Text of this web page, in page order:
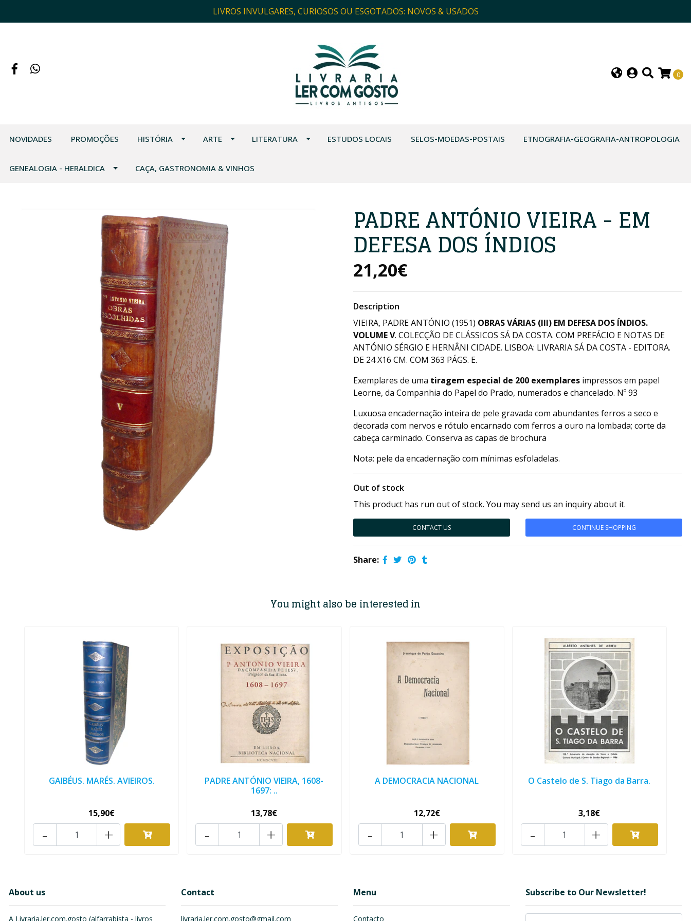
LIVROS INVULGARES, CURIOSOS OU ESGOTADOS: NOVOS & USADOS
0
NOVIDADES PROMOÇÕES HISTÓRIA ARTE LITERATURA ESTUDOS LOCAIS SELOS-MOEDAS-POSTAIS ETNOGRAFIA-GEOGRAFIA-ANTROPOLOGIA
GENEALOGIA - HERALDICA CAÇA, GASTRONOMIA & VINHOS
PADRE ANTÓNIO VIEIRA - EM
DEFESA DOS ÍNDIOS
21,20€
Description
VIEIRA, PADRE ANTÓNIO (1951) OBRAS VÁRIAS (III) EM DEFESA DOS ÍNDIOS.
VOLUME V. COLECÇÃO DE CLÁSSICOS SÁ DA COSTA. COM PREFÁCIO E NOTAS DE
ANTÓNIO SÉRGIO E HERNÂNI CIDADE. LISBOA: LIVRARIA SÁ DA COSTA - EDITORA.
DE 24 X16 CM. COM 363 PÁGS. E.
Exemplares de uma tiragem especial de 200 exemplares impressos em papel
Leorne, da Companhia do Papel do Prado, numerados e chancelado. Nº 93
Luxuosa encadernação inteira de pele gravada com abundantes ferros a seco e
decorada com nervos e rótulo encarnado com ferros a ouro na lombada; corte da
cabeça carminado. Conserva as capas de brochura
Nota: pele da encadernação com mínimas esfoladelas.
Out of stock
This product has run out of stock. You may send us an inquiry about it.
CONTACT US CONTINUE SHOPPING
Share:
You might also be interested in
GAIBÉUS. MARÉS. AVIEIROS.
15,90€
+
-
PADRE ANTÓNIO VIEIRA, 1608-
1697: ..
13,78€
+
-
A DEMOCRACIA NACIONAL
12,72€
+
-
O Castelo de S. Tiago da Barra.
3,18€
+
-
About us
A Livraria.ler.com.gosto (alfarrabista - livros
Contact
livraria.ler.com.gosto@gmail.com
Menu
Contacto
Subscribe to Our Newsletter!